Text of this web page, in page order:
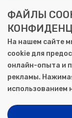
КОНТАКТЫ
Саратов, ул.
+7 (8452) 72-65-65
gemera@moya-
Моя книга | Сеть
ФАЙЛЫ
На нашем сайте
cookie для
онлайн-опыта и
рекламы.
использованием